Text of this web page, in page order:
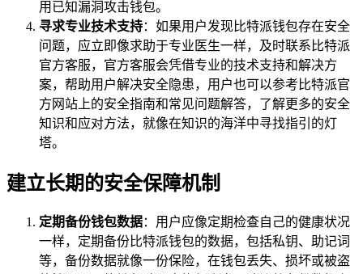
用已知漏洞攻击钱包。
寻求专业技术支持：如果用户发现比特派钱包存在安全
问题，应立即像求助于专业医生一样，及时联系比特派
官方客服，官方客服会凭借专业的技术支持和解决方
案，帮助用户解决安全隐患，用户也可以参考比特派官
方网站上的安全指南和常见问题解答，了解更多的安全
知识和应对方法，就像在知识的海洋中寻找指引的灯
塔。
建立长期的安全保障机制
定期备份钱包数据：用户应像定期检查自己的健康状况
一样，定期备份比特派钱包的数据，包括私钥、助记词
等，备份数据就像一份保险，在钱包丢失、损坏或被盗